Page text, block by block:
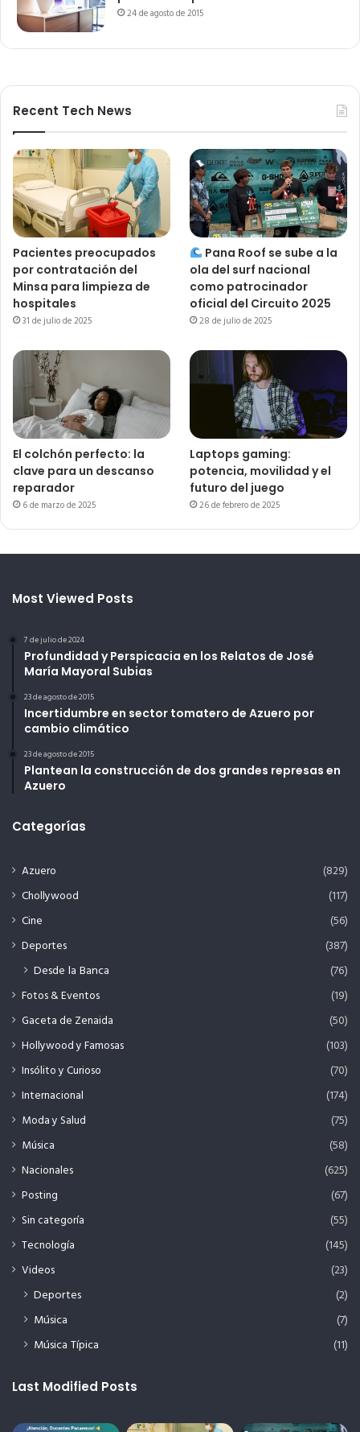
24 de agosto de 2015
Recent Tech News
Pacientes preocupados
por contratación del
Minsa para limpieza de
hospitales
31 de julio de 2025
Pana Roof se sube a la
ola del surf nacional
como patrocinador
oficial del Circuito 2025
28 de julio de 2025
El colchón perfecto: la
clave para un descanso
reparador
6 de marzo de 2025
Laptops gaming:
potencia, movilidad y el
futuro del juego
26 de febrero de 2025
Most Viewed Posts
7 de julio de 2024
Profundidad y Perspicacia en los Relatos de José
María Mayoral Subias
23 de agosto de 2015
Incertidumbre en sector tomatero de Azuero por
cambio climático
23 de agosto de 2015
Plantean la construcción de dos grandes represas en
Azuero
Categorías
Azuero
(829)
Chollywood
(117)
Cine
(56)
Deportes
(387)
Desde la Banca (76)
Fotos & Eventos
(19)
Gaceta de Zenaida
(50)
Hollywood y Famosas
(103)
Insólito y Curioso
(70)
Internacional
(174)
Moda y Salud
(75)
Música
(58)
Nacionales
(625)
Posting
(67)
Sin categoría
(55)
Tecnología
(145)
Videos
(23)
Deportes
(2)
Música
(7)
Música Típica
(11)
Last Modified Posts